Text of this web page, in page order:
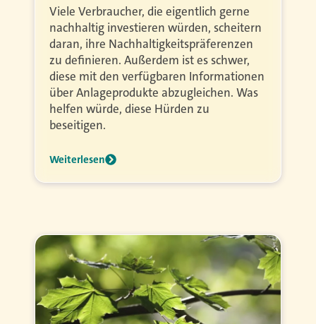
Viele Verbraucher, die eigentlich gerne
nachhaltig investieren würden, scheitern
daran, ihre Nachhaltigkeitspräferenzen
zu definieren. Außerdem ist es schwer,
diese mit den verfügbaren Informationen
über Anlageprodukte abzugleichen. Was
helfen würde, diese Hürden zu
beseitigen.
Weiterlesen